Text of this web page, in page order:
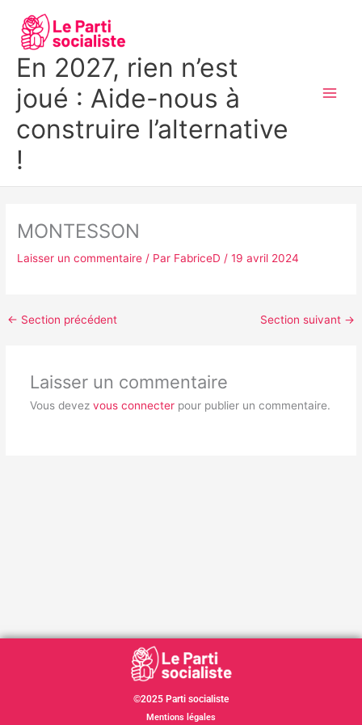
contenu
En 2027, rien n’est
joué : Aide-nous à
construire l’alternative
!
MONTESSON
Laisser un commentaire / Par FabriceD/19 avril 2024
← Section précédent Section suivant →
Laisser un commentaire
Vous devez vous connecterpour publier un commentaire.
©2025 Parti socialiste
Mentions légales